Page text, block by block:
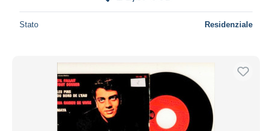
Stato Residenziale